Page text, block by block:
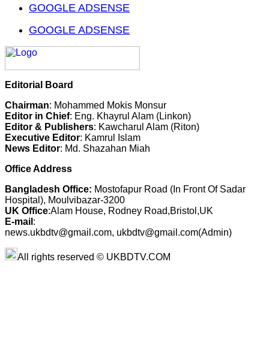
GOOGLE ADSENSE
GOOGLE ADSENSE
Editorial Board
Chairman: Mohammed Mokis Monsur
Editor in Chief: Eng. Khayrul Alam (Linkon)
Editor & Publishers: Kawcharul Alam (Riton)
Executive Editor: Kamrul Islam
News Editor: Md. Shazahan Miah
Office Address
Bangladesh Office: Mostofapur Road (In Front Of Sadar
Hospital), Moulvibazar-3200
UK Office:Alam House, Rodney Road,Bristol,UK
E-mail :
news.ukbdtv@gmail.com, ukbdtv@gmail.com(Admin)
All rights reserved © UKBDTV.COM